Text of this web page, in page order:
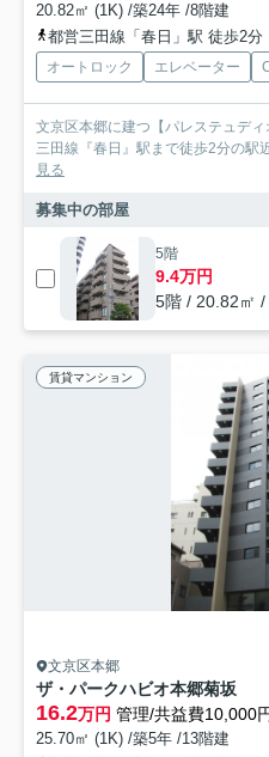
20.82㎡ (1K) /築24年 /8階建
都営三田線「春日」駅 徒歩2分
オートロック エレベーター
文京区本郷に建つ【パレステュデ
三田線『春日』駅まで徒歩2分の駅
見る
募集中の部屋
5階
9.4万円
5階 / 20.82㎡ /
賃貸マンション
文京区本郷
ザ・パークハビオ本郷菊坂
16.2万円 管理/共益費10,000
25.70㎡ (1K) /築5年 /13階建